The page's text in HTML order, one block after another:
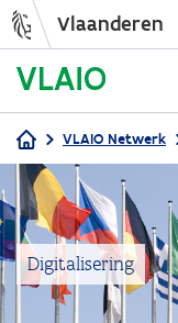
Vlaanderen
Kruimelpad
VLAIO Netwerk
Digitalisering